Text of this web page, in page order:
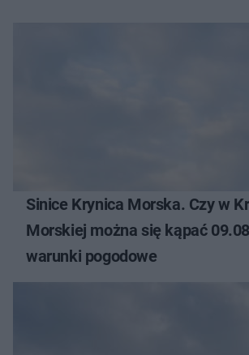
Sinice Krynica Morska. Czy w
Morskiej można się kąpać
warunki pogodowe